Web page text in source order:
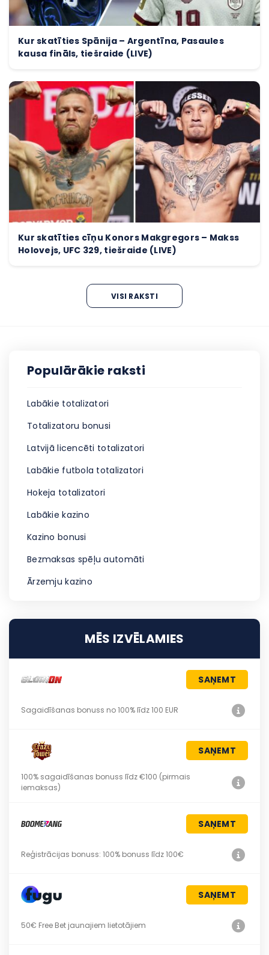
Kur skatīties Spānija – Argentīna, Pasaules
kausa fināls, tiešraide (LIVE)
Kur skatīties cīņu Konors Makgregors – Makss
Holovejs, UFC 329, tiešraide (LIVE)
VISI RAKSTI
Populārākie raksti
Labākie totalizatori
Totalizatoru bonusi
Latvijā licencēti totalizatori
Labākie futbola totalizatori
Hokeja totalizatori
Labākie kazino
Kazino bonusi
Bezmaksas spēļu automāti
Ārzemju kazino
MĒS IZVĒLAMIES
SAŅEMT
Sagaidīšanas bonuss no 100% līdz 100 EUR
SAŅEMT
100% sagaidīšanas bonuss līdz €100 (pirmais
iemaksas)
SAŅEMT
Reģistrācijas bonuss: 100% bonuss līdz 100€
SAŅEMT
50€ Free Bet jaunajiem lietotājiem